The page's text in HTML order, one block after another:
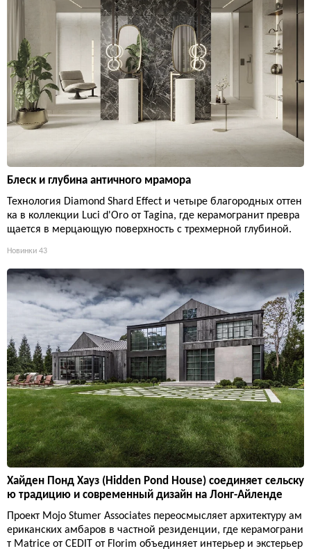
Блеск и глубина античного мрамора
Технология Diamond Shard Effect и четыре благородных оттен
ка в коллекции Luci d'Oro от Tagina, где керамогранит превра
щается в мерцающую поверхность с трехмерной глубиной.
Новинки 43
Хайден Понд Хауз (Hidden Pond House) соединяет сельску
ю традицию и современный дизайн на Лонг-Айленде
Проект Mojo Stumer Associates переосмысляет архитектуру ам
ериканских амбаров в частной резиденции, где керамограни
т Matrice от CEDIT от Florim объединяет интерьер и экстерьер